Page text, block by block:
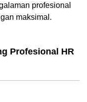
profesional
maksimal.
Profesional HR